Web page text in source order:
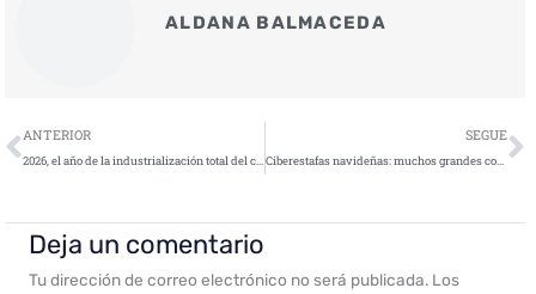
ALDANA BALMACEDA
Ant
ANTERIOR
2026, el año de la industrialización total del cibercrimen
SEGUE
Ciberestafas navideñas: muchos grandes comercios online dejan expuestos a sus clientes
Deja un comentario
Tu dirección de correo electrónico no será publicada. Los